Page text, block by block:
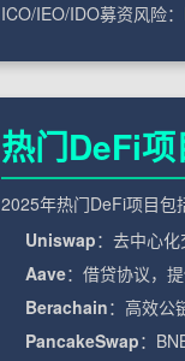
ICO/IEO/IDO募资风险：
热门DeFi项
2025年热门DeFi项目包
Uniswap：去中心化
Aave：借贷协议，提
Berachain：高效公
PancakeSwap：